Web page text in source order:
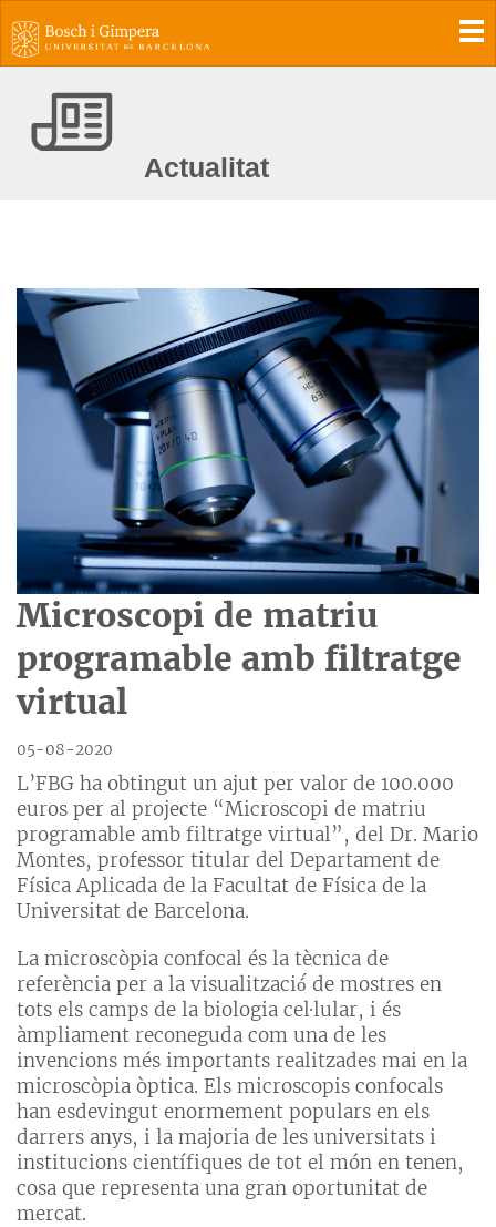
Actualitat
Microscopi de matriu
programable amb filtratge
virtual
05-08-2020
L’FBG ha obtingut un ajut per valor de 100.000
euros per al projecte “Microscopi de matriu
programable amb filtratge virtual”, del Dr. Mario
Montes, professor titular del Departament de
Física Aplicada de la Facultat de Física de la
Universitat de Barcelona.
La microscòpia confocal és la tècnica de
referència per a la visualització́ de mostres en
tots els camps de la biologia cel·lular, i és
àmpliament reconeguda com una de les
invencions més importants realitzades mai en la
microscòpia òptica. Els microscopis confocals
han esdevingut enormement populars en els
darrers anys, i la majoria de les universitats i
institucions científiques de tot el món en tenen,
cosa que representa una gran oportunitat de
mercat.